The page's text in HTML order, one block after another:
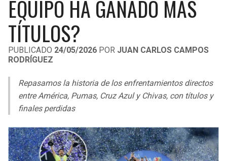
LIGA DE EXPANSIÓN MX
LEAGUES CUP
UEFA EUROPA LEAGUE
UEFA CONFERENCE LEAGUE
MLS
COPA SUDAMERICANA
OTRAS LIGAS
RAIDERS
CHARGERS
BENGALS
BROWNS
STEELERS
CAVALIERS
PISTONS
BUCKS
HAWKS
HORNETS
EQUIPO HA GANADO MÁS
TÍTULOS?
PUBLICADO 24/05/2026 POR JUAN CARLOS CAMPOS
RODRÍGUEZ
Repasamos la historia de los enfrentamientos directos
entre América, Pumas, Cruz Azul y Chivas, con títulos y
finales perdidas